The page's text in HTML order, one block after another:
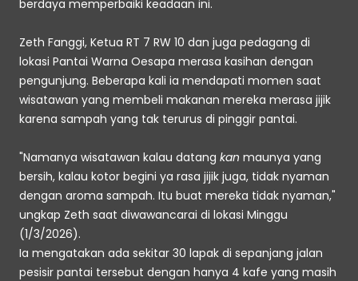
berdaya memperbaiki keadaan ini.
Zeth Fanggi, Ketua RT 7 RW 10 dan juga pedagang di
lokasi Pantai Warna Oesapa merasa kasihan dengan
pengunjung. Beberapa kali ia mendapati momen saat
wisatawan yang membeli makanan mereka merasa jijik
karena sampah yang tak terurus di pinggir pantai.
"Namanya wisatawan kalau datang kan maunya yang
bersih, kalau kotor begini ya rasa jijik juga, tidak nyaman
dengan aroma sampah. Itu buat mereka tidak nyaman,"
ungkap Zeth saat diwawancarai di lokasi Minggu
(1/3/2026).
Ia mengatakan ada sekitar 30 lapak di sepanjang jalan
pesisir pantai tersebut dengan hanya 4 kafe yang masih